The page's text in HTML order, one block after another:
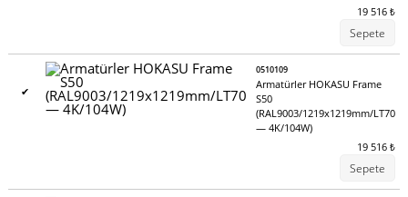
19 516₺
Sepete
✔
0510109
Armatürler HOKASU Frame
S50
(RAL9003/1219x1219mm/LT70
— 4K/104W)
19 516₺
Sepete